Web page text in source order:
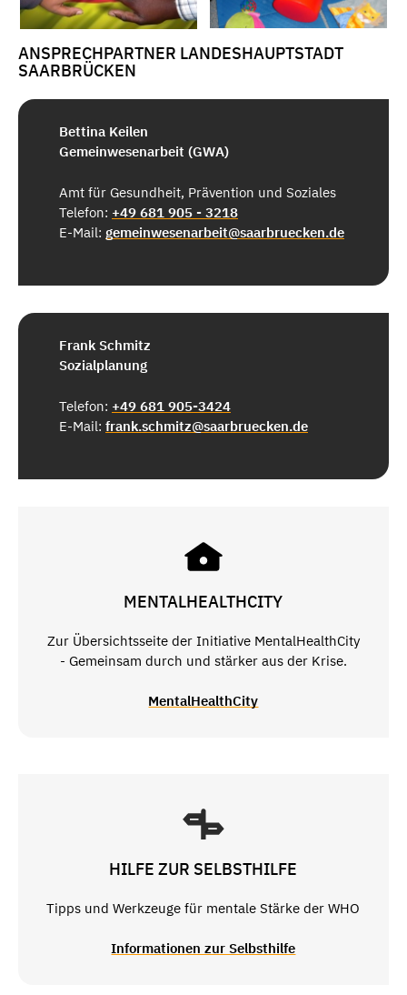
ANSPRECHPARTNER LANDESHAUPTSTADT
SAARBRÜCKEN
Bettina Keilen
Gemeinwesenarbeit (GWA)
Amt für Gesundheit, Prävention und Soziales
Telefon: +49 681 905 - 3218
E-Mail: gemeinwesenarbeit@saarbruecken.de
Frank Schmitz
Sozialplanung
Telefon: +49 681 905-3424
E-Mail: frank.schmitz@saarbruecken.de
MENTALHEALTHCITY
Zur Übersichtsseite der Initiative MentalHealthCity
- Gemeinsam durch und stärker aus der Krise.
MentalHealthCity
HILFE ZUR SELBSTHILFE
Tipps und Werkzeuge für mentale Stärke der WHO
Informationen zur Selbsthilfe